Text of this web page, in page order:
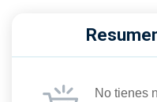
No tienes